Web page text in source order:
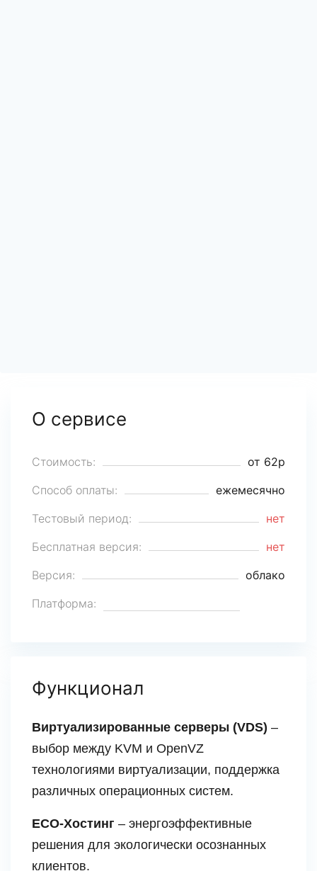
О сервисе
Стоимость:
от 62р
Способ оплаты:
ежемесячно
Тестовый период:
нет
Бесплатная версия:
нет
Версия:
облако
Платформа:
Функционал
Виртуализированные серверы (VDS) –
выбор между KVM и OpenVZ
технологиями виртуализации, поддержка
различных операционных систем.
ECO-Хостинг – энергоэффективные
решения для экологически осознанных
клиентов.